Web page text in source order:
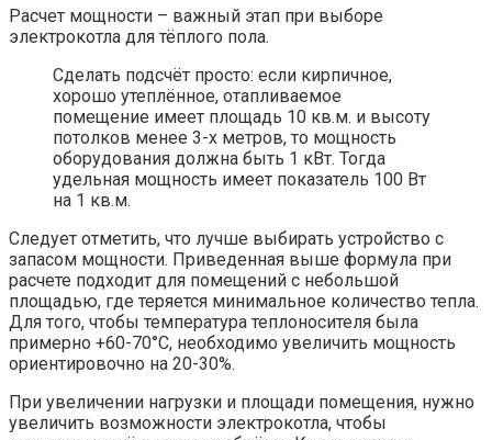
Расчет мощности – важный этап при выборе
электрокотла для тёплого пола.
Сделать подсчёт просто: если кирпичное,
хорошо утеплённое, отапливаемое
помещение имеет площадь 10 кв.м. и высоту
потолков менее 3-х метров, то мощность
оборудования должна быть 1 кВт. Тогда
удельная мощность имеет показатель 100 Вт
на 1 кв.м.
Следует отметить, что лучше выбирать устройство с
запасом мощности. Приведенная выше формула при
расчете подходит для помещений с небольшой
площадью, где теряется минимальное количество тепла.
Для того, чтобы температура теплоносителя была
примерно +60-70°С, необходимо увеличить мощность
ориентировочно на 20-30%.
При увеличении нагрузки и площади помещения, нужно
увеличить возможности электрокотла, чтобы